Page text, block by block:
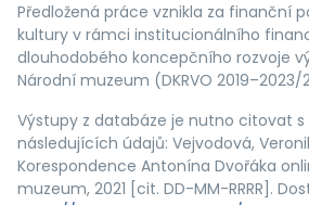
Předložená práce vznikla za finanční
kultury v rámci institucionálního
dlouhodobého koncepčního rozvoje
Národní muzeum (DKRVO 2019–2023/
Výstupy z databáze je nutno citovat
následujících údajů: Vejvodová,
Korespondence Antonína Dvořáka
muzeum, 2021 [cit. DD-MM-RRRR].